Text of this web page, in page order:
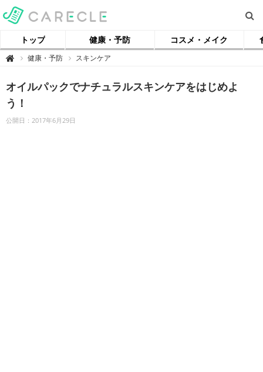
トップ 健康・予防 コスメ・メイク
 【
ル
健康・予防 スキンケア
オイルパックでナチュラルスキンケアをはじめよ
う！
公開日：2017年6月29日